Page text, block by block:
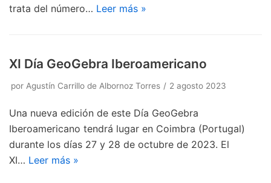
trata del número… Leer más »
XI Día GeoGebra Iberoamericano
por Agustín Carrillo de Albornoz Torres 2 agosto 2023
Una nueva edición de este Día GeoGebra
Iberoamericano tendrá lugar en Coimbra (Portugal)
durante los días 27 y 28 de octubre de 2023. El
XI… Leer más »